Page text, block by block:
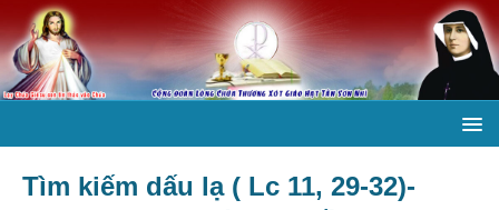
Tìm kiếm dấu lạ ( Lc 11, 29-32)-